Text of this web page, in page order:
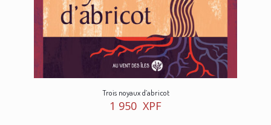
Trois noyaux d’abricot
1 950 XPF